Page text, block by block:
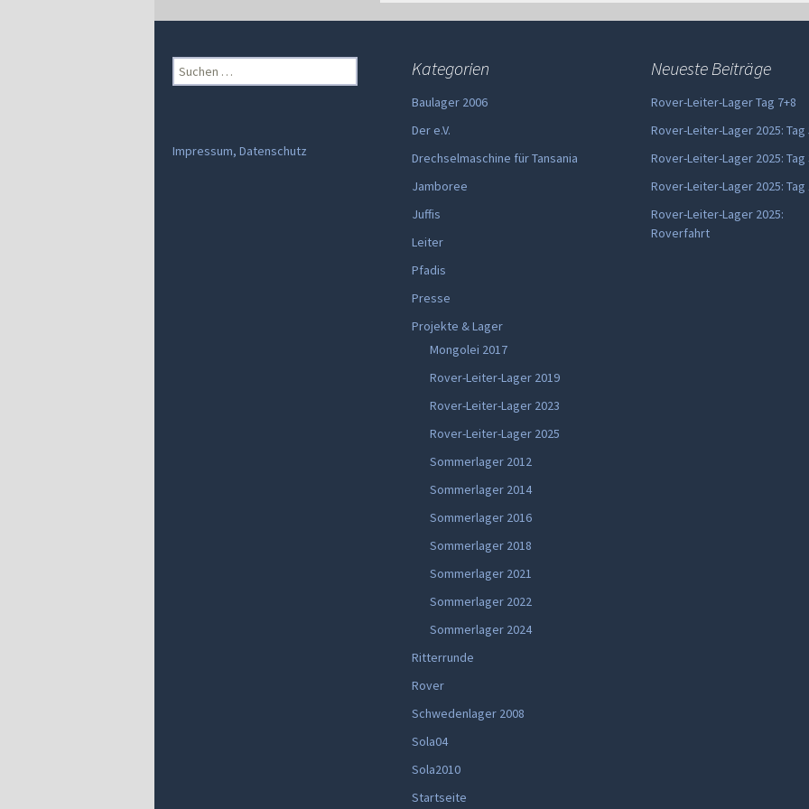
Suchen
nach:
Kategorien
Baulager 2006
Der e.V.
Drechselmaschine für Tansania
Jamboree
Juffis
Leiter
Pfadis
Presse
Projekte & Lager
Mongolei 2017
Rover-Leiter-Lager 2019
Rover-Leiter-Lager 2023
Rover-Leiter-Lager 2025
Sommerlager 2012
Sommerlager 2014
Sommerlager 2016
Sommerlager 2018
Sommerlager 2021
Sommerlager 2022
Sommerlager 2024
Ritterrunde
Rover
Schwedenlager 2008
Sola04
Sola2010
Startseite
Neueste Beiträge
Rover-Leiter-Lager Tag 7+8
Rover-Leiter-Lager 2025: Tag
Rover-Leiter-Lager 2025: Tag
Rover-Leiter-Lager 2025: Tag
Rover-Leiter-Lager 2025:
Roverfahrt
Impressum, Datenschutz